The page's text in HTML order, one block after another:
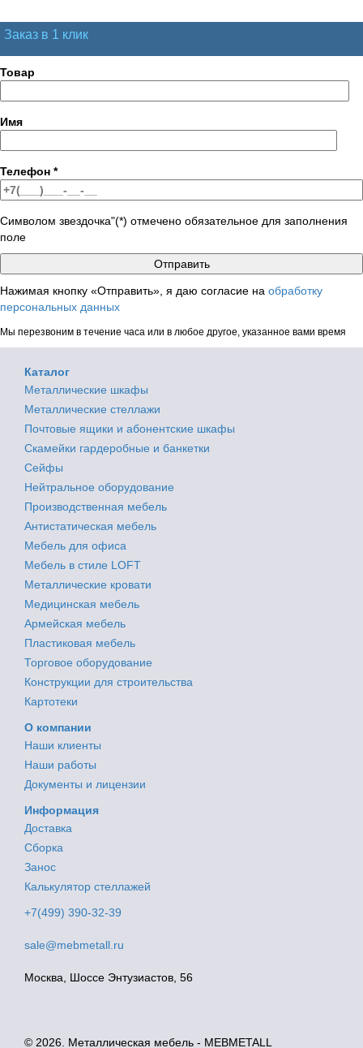
Заказ в 1 клик
Товар
Имя
Телефон *
Символом звездочка"(*) отмечено обязательное для заполнения
поле
Нажимая кнопку «Отправить», я даю согласие на обработку
персональных данных
Мы перезвоним в течение часа или в любое другое, указанное вами время
Каталог
Металлические шкафы
Металлические стеллажи
Почтовые ящики и абонентские шкафы
Скамейки гардеробные и банкетки
Сейфы
Нейтральное оборудование
Производственная мебель
Антистатическая мебель
Мебель для офиса
Мебель в стиле LOFT
Металлические кровати
Медицинская мебель
Армейская мебель
Пластиковая мебель
Торговое оборудование
Конструкции для строительства
Картотеки
О компании
Наши клиенты
Наши работы
Документы и лицензии
Информация
Доставка
Сборка
Занос
Калькулятор стеллажей
+7(499) 390-32-39
sale@mebmetall.ru
Москва, Шоссе Энтузиастов, 56
© 2026. Металлическая мебель - MEBMETALL